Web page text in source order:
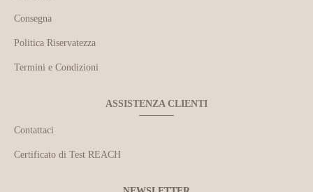
Consegna
Politica Riservatezza
Termini e Condizioni
ASSISTENZA CLIENTI
Contattaci
Certificato di Test REACH